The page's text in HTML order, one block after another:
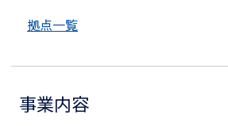
拠点一覧
事業内容